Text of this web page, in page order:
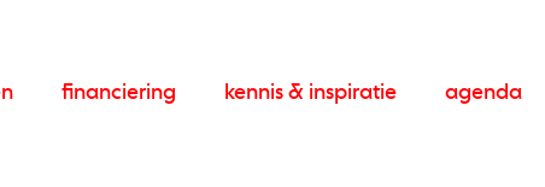
financiering kennis & inspiratie agenda